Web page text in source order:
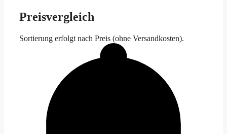
Preisvergleich
Sortierung erfolgt nach Preis (ohne Versandkosten).